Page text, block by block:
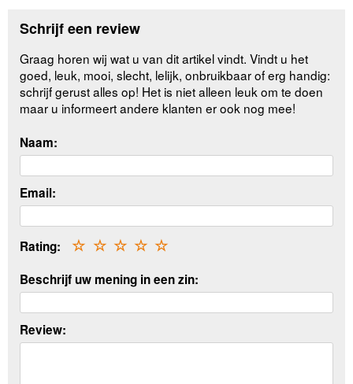
Schrijf een review
Graag horen wij wat u van dit artikel vindt. Vindt u het
goed, leuk, mooi, slecht, lelijk, onbruikbaar of erg handig:
schrijf gerust alles op! Het is niet alleen leuk om te doen
maar u informeert andere klanten er ook nog mee!
Naam:
Email:
Rating: ☆
☆
☆
☆
☆
Beschrijf uw mening in een zin:
Review: